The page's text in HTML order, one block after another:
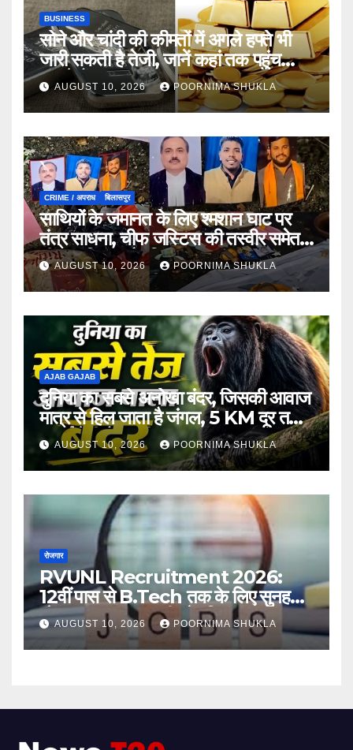
BUSINESS
सोने और चांदी की कीमतों में अगले हफ्ते भी
जारी सकती है तेजी, जानें कहां तक पहुंच
सकते हैं भाव
AUGUST 10, 2026 POORNIMA SHUKLA
CRIME / अपराध बिलासपुर
साथियों के जमानत के लिए श्मशान घाट पर
तंत्र साधना, चीफ जस्टिस की तस्वीर समेत
नींबू, नारियल और सिंदूर बरामद
AUGUST 10, 2026 POORNIMA SHUKLA
AJAB GAJAB
दुनिया का सबसे अनोखा बंदर, जिसकी आवाज
मात्र से हिल जाता है जंगल, 5 KM दूर तक
सुनाई देती है इनकी दहाड़!
AUGUST 10, 2026 POORNIMA SHUKLA
रोजगार
RVUNL Recruitment 2026:
12वीं पास से B.Tech तक के लिए सुनहरा
मौका, 2005 सरकारी नौकरियां
AUGUST 10, 2026 POORNIMA SHUKLA